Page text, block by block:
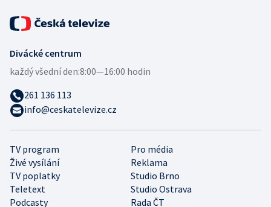
TV program
Pro média
Živé vysílání
Reklama
TV poplatky
Studio Brno
Teletext
Studio Ostrava
Podcasty
Rada ČT
Divácké centrum
každý všední den:8:00—16:00 hodin
261 136 113
info@ceskatelevize.cz